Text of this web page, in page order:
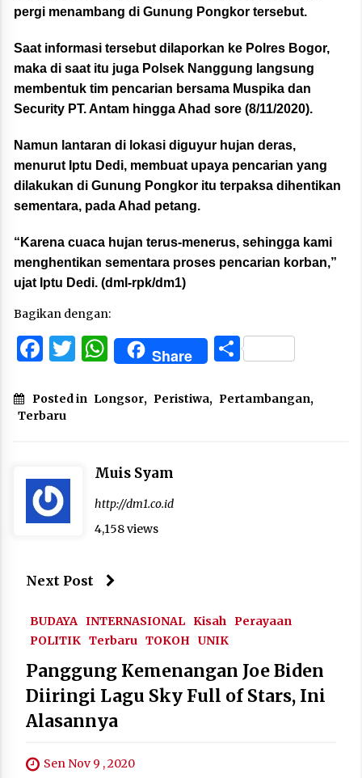
pergi menambang di Gunung Pongkor tersebut.
Saat informasi tersebut dilaporkan ke Polres Bogor,
maka di saat itu juga Polsek Nanggung langsung
membentuk tim pencarian bersama Muspika dan
Security PT. Antam hingga Ahad sore (8/11/2020).
Namun lantaran di lokasi diguyur hujan deras,
menurut Iptu Dedi, membuat upaya pencarian yang
dilakukan di Gunung Pongkor itu terpaksa dihentikan
sementara, pada Ahad petang.
“Karena cuaca hujan terus-menerus, sehingga kami
menghentikan sementara proses pencarian korban,”
ujat Iptu Dedi. (dml-rpk/dm1)
Bagikan dengan:
Facebook
Twitter
WhatsApp
Share Share
Posted in Longsor, Peristiwa, Pertambangan,
Terbaru
Muis Syam
http://dm1.co.id
4,158 views
Next Post
BUDAYA INTERNASIONAL Kisah Perayaan
POLITIK Terbaru TOKOH UNIK
Panggung Kemenangan Joe Biden
Diiringi Lagu Sky Full of Stars, Ini
Alasannya
Sen Nov 9 , 2020